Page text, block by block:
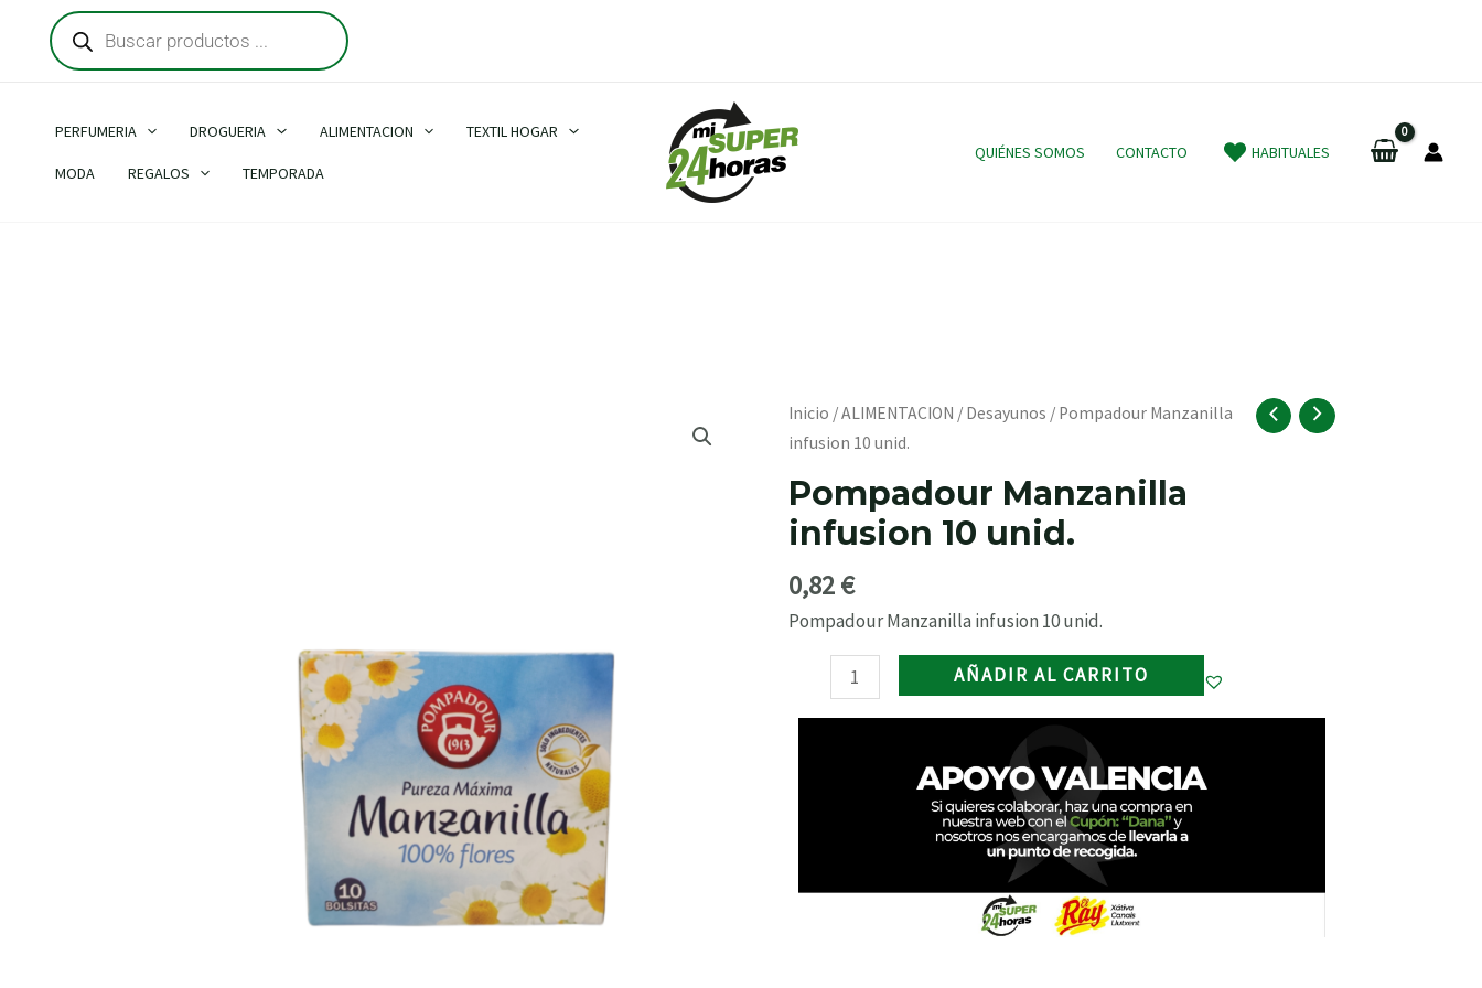
contenido
Búsqueda
de
productos
PERFUMERIA DROGUERIA ALIMENTACION TEXTIL HOGAR
MODA REGALOS TEMPORADA
QUIÉNES SOMOS CONTACTO HABITUALES
Inicio /ALIMENTACION / Desayunos / Pompadour Manzanilla
infusion 10 unid.
Pompadour Manzanilla
infusion 10 unid.
0,82€
Pompadour Manzanilla infusion 10 unid.
Pompadour
Manzanilla
10
unid.
AÑADIR AL CARRITO